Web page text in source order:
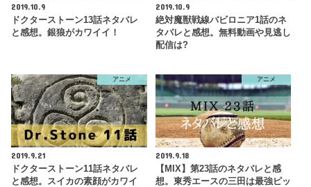
2019.10.9
ドクターストーン13話ネタバレ
と感想。銀狼がカワイイ！
2019.10.9
絶対魔獣戦線バビロニア1話のネ
タバレと感想。無料動画や見逃し
配信は?
アニメ
2019.9.21
ドクターストーン11話ネタバレ
と感想。スイカの素顔がカワイ
アニメ
2019.9.18
【MIX】第23話のネタバレと感
想。東秀エースの三田は最強ピッ